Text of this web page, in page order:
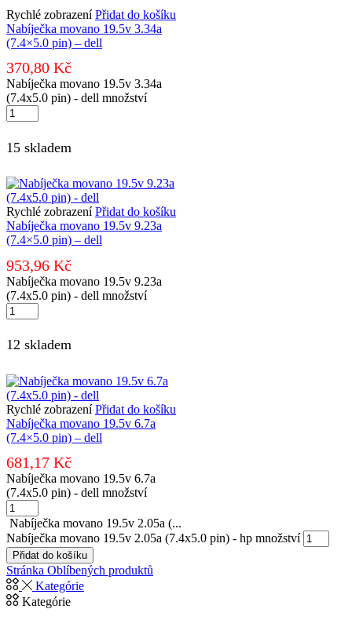
Rychlé zobrazení Přidat do košíku
Nabíječka movano 19.5v 3.34a
(7.4×5.0 pin) – dell
370,80 Kč
Nabíječka movano 19.5v 3.34a
(7.4x5.0 pin) - dell množství
15 skladem
Rychlé zobrazení Přidat do košíku
Nabíječka movano 19.5v 9.23a
(7.4×5.0 pin) – dell
953,96 Kč
Nabíječka movano 19.5v 9.23a
(7.4x5.0 pin) - dell množství
12 skladem
Rychlé zobrazení Přidat do košíku
Nabíječka movano 19.5v 6.7a
(7.4×5.0 pin) – dell
681,17 Kč
Nabíječka movano 19.5v 6.7a
(7.4x5.0 pin) - dell množství
Nabíječka movano 19.5v 2.05a (...
Nabíječka movano 19.5v 2.05a (7.4x5.0 pin) - hp množství
Přidat do košíku
Stránka Oblíbených produktů
Kategórie
Kategórie